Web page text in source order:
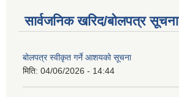
सार्वजनिक खरिद/बोलपत्र सूचना
बोलपत्र स्वीकृत गर्ने आशयको सूचना
मिति: 04/06/2026 - 14:44